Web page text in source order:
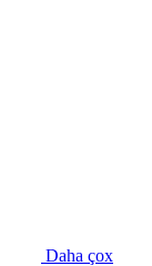
Daha çox